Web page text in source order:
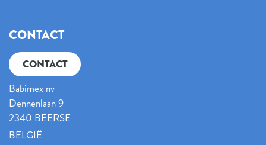
CONTACT
CONTACT
Babimex nv
Dennenlaan 9
2340 BEERSE
BELGIË